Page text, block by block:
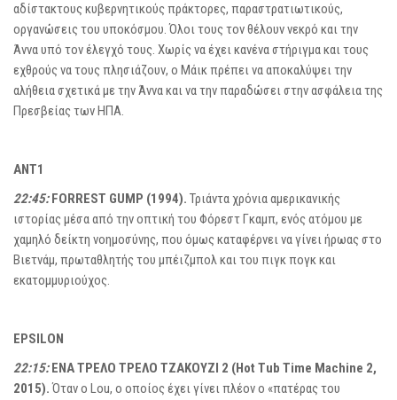
αδίστακτους κυβερνητικούς πράκτορες, παραστρατιωτικούς,
οργανώσεις του υποκόσμου. Όλοι τους τον θέλουν νεκρό και την
Άννα υπό τον έλεγχό τους. Χωρίς να έχει κανένα στήριγμα και τους
εχθρούς να τους πλησιάζουν, ο Μάικ πρέπει να αποκαλύψει την
αλήθεια σχετικά με την Άννα και να την παραδώσει στην ασφάλεια της
Πρεσβείας των ΗΠΑ.
ANT1
22:45: FORREST GUMP (1994). Τριάντα χρόνια αμερικανικής
ιστορίας μέσα από την οπτική του Φόρεστ Γκαμπ, ενός ατόμου με
χαμηλό δείκτη νοημοσύνης, που όμως καταφέρνει να γίνει ήρωας στο
Βιετνάμ, πρωταθλητής του μπέιζμπολ και του πιγκ πογκ και
εκατομμυριούχος.
EPSILON
22:15: ΕΝΑ ΤΡΕΛΟ ΤΡΕΛΟ ΤΖΑΚΟΥΖΙ 2 (Hot Tub Time Machine 2,
2015).Όταν ο Lou, ο οποίος έχει γίνει πλέον ο «πατέρας του